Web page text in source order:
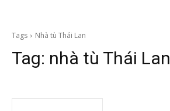
Tags Nhà tù Thái Lan
Tag: nhà tù Thái Lan